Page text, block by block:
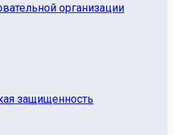
организации
защищенность